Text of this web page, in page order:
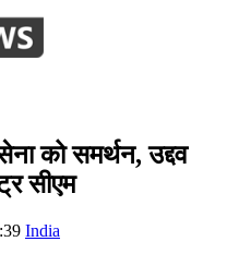
को समर्थन, उद्दव
सीएम
India